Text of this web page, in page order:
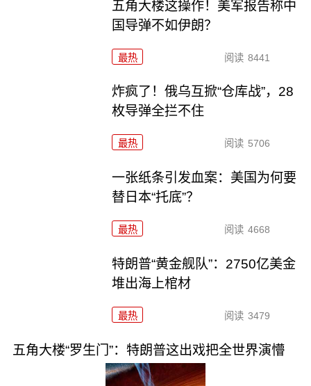
五角大楼这操作！美军报告称中
国导弹不如伊朗？
最热 阅读 8441
炸疯了！俄乌互掀“仓库战”，28
枚导弹全拦不住
最热 阅读 5706
一张纸条引发血案：美国为何要
替日本“托底”？
最热 阅读 4668
特朗普“黄金舰队”：2750亿美金
堆出海上棺材
最热 阅读 3479
五角大楼“罗生门”：特朗普这出戏把全世界演懵